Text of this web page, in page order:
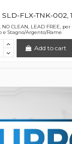
FLX-TNK-002,
CLEAN, LEAD FREE,
e Stagno/Argento/Rame
Add to cart